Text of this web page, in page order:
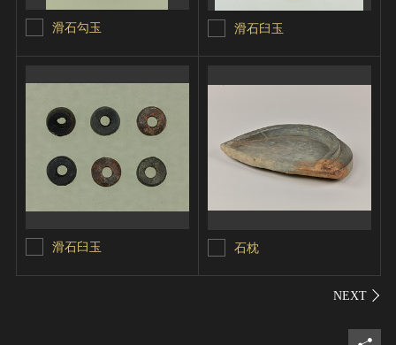
滑石勾玉 滑石臼玉
滑石臼玉 石枕
シェ